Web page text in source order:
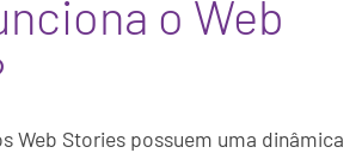
o Web
Web Stories possuem uma dinâmica